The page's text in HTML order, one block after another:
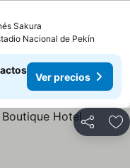
Sakura
Nacional de Pekín
Ver precios
Compartir